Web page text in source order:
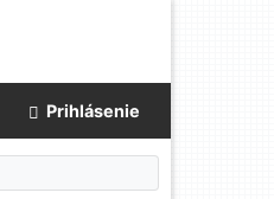
Prihlásenie